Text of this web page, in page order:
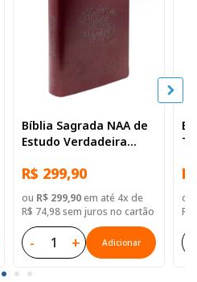
Bíblia Sagrada NAA de
Estudo Verdadeira
Regular, com mapa,
Capa Couro Sintético
Ilustrada Marrom
R$ 299,90
ou R$ 299,90em até 4x de
R$ 74,98 sem juros no cartão
- + Adicionar
ou
R$